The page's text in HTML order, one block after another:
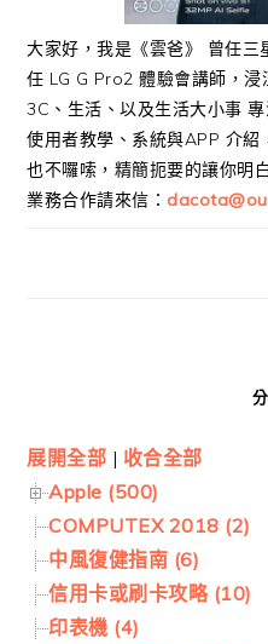
大家好，我是《雲爸》 曾任
任 LG G Pro2 體驗會講師，
3C、生活、以及生活大小事
使用者教學、系統與APP 介紹
也不囉嗦，精簡扼要的讓你明
業務合作請來信：
展開全部 | 收合全部
Apple (500)
COMPUTEX 2018 (2)
中風復健指南 (6)
信用卡或刷卡攻略 (10)
印表機 (4)